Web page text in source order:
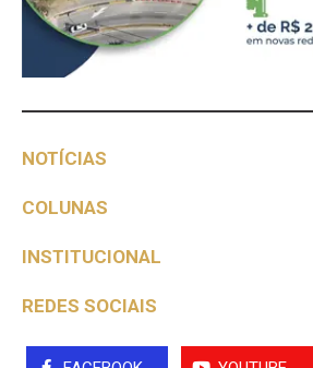
NOTÍCIAS
COLUNAS
INSTITUCIONAL
REDES SOCIAIS